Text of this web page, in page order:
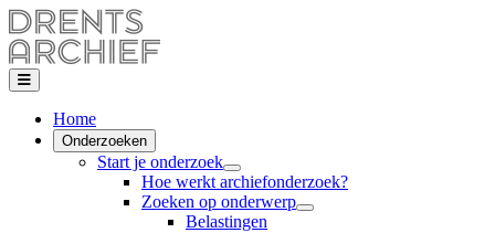
Home
Onderzoeken
Start je onderzoek
Hoe werkt archiefonderzoek?
Zoeken op onderwerp
Belastingen